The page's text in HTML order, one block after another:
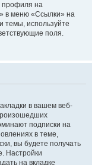
профиля на
в меню «Ссылки» на
темы, используйте
поля.
в вашем веб-
подписки на
в теме,
вы будете получать
Настройки
на вкладке